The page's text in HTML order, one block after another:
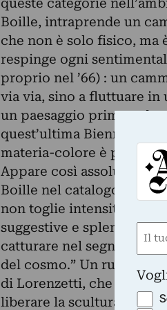
Boille, intraprende un
che non è solo fisico, ma
respinge ogni
proprio nel ’66) : un
via via, sino a fluttuare
un paesaggio prima o
quest’ultima Biennale .
materia-colore è
Appare così
Boille nel catalogo
non toglie intensità nella
suggestive e splendenti
catturare nel segno
del cosmo.” Un ruolo
di Lorenzetti, che sin
liberare la scultura dai
Nome